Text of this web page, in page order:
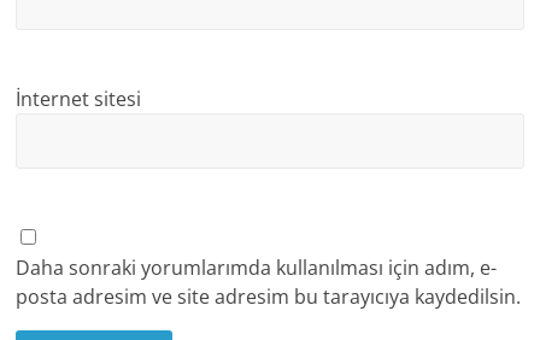
İnternet sitesi
Daha sonraki yorumlarımda kullanılması için adım, e-
posta adresim ve site adresim bu tarayıcıya kaydedilsin.